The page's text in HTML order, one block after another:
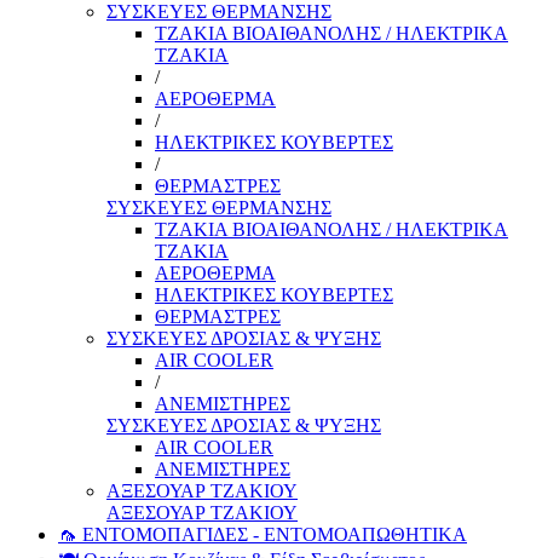
ΣΥΣΚΕΥΕΣ ΘΕΡΜΑΝΣΗΣ
ΤΖΑΚΙΑ ΒΙΟΑΙΘΑΝΟΛΗΣ / ΗΛΕΚΤΡΙΚΑ
ΤΖΑΚΙΑ
/
ΑΕΡΟΘΕΡΜΑ
/
ΗΛΕΚΤΡΙΚΕΣ ΚΟΥΒΕΡΤΕΣ
/
ΘΕΡΜΑΣΤΡΕΣ
ΣΥΣΚΕΥΕΣ ΘΕΡΜΑΝΣΗΣ
ΤΖΑΚΙΑ ΒΙΟΑΙΘΑΝΟΛΗΣ / ΗΛΕΚΤΡΙΚΑ
ΤΖΑΚΙΑ
ΑΕΡΟΘΕΡΜΑ
ΗΛΕΚΤΡΙΚΕΣ ΚΟΥΒΕΡΤΕΣ
ΘΕΡΜΑΣΤΡΕΣ
ΣΥΣΚΕΥΕΣ ΔΡΟΣΙΑΣ & ΨΥΞΗΣ
AIR COOLER
/
ΑΝΕΜΙΣΤΗΡΕΣ
ΣΥΣΚΕΥΕΣ ΔΡΟΣΙΑΣ & ΨΥΞΗΣ
AIR COOLER
ΑΝΕΜΙΣΤΗΡΕΣ
ΑΞΕΣΟΥΑΡ ΤΖΑΚΙΟΥ
ΑΞΕΣΟΥΑΡ ΤΖΑΚΙΟΥ
🦟 ΕΝΤΟΜΟΠΑΓΙΔΕΣ - ΕΝΤΟΜΟΑΠΩΘΗΤΙΚΑ